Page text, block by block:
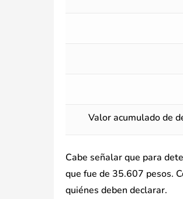
Valor acumulado de
Cabe señalar que para
que fue de 35.607 pesos.
quiénes deben declarar.